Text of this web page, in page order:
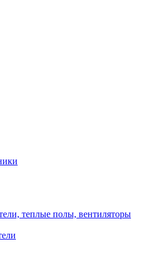
теплые полы, вентиляторы